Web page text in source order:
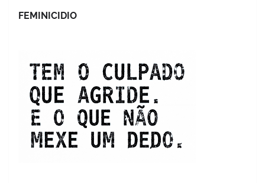
FEMINICIDIO